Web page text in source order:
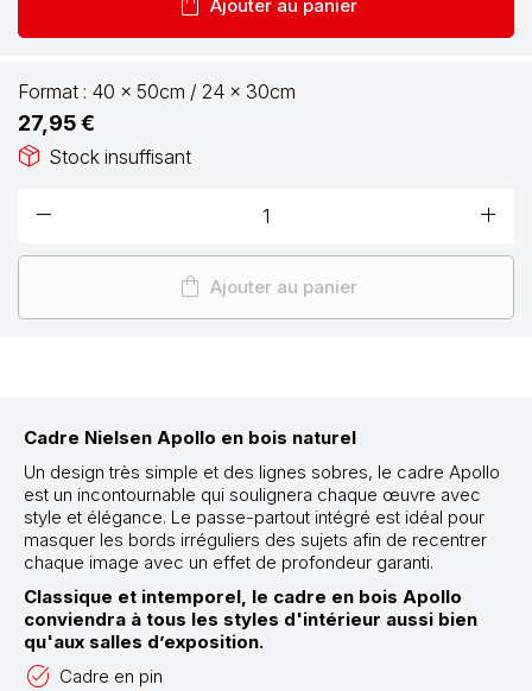
Ajouter au panier
Format : 40 x 50cm / 24 x 30cm
27,95 €
package_2 Stock insuffisant
remove add
shopping_bag Ajouter au panier
Cadre Nielsen Apollo en bois naturel
Un design très simple et des lignes sobres, le cadre Apollo
est un incontournable qui soulignera chaque œuvre avec
style et élégance. Le passe-partout intégré est idéal pour
masquer les bords irréguliers des sujets afin de recentrer
chaque image avec un effet de profondeur garanti.
Classique et intemporel, le cadre en bois Apollo
conviendra à tous les styles d'intérieur aussi bien
qu'aux salles d’exposition.
Cadre en pin